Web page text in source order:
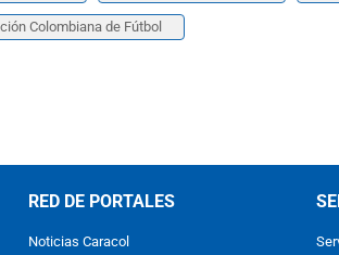
Colombiana de Fútbol
RED DE PORTALES
Noticias Caracol